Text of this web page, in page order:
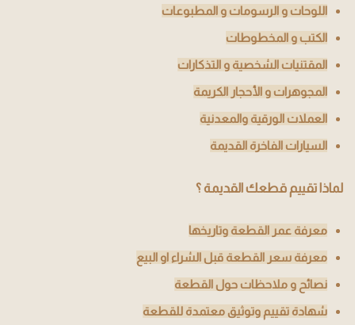
اللوحات و الرسومات و المطبوعات
الكتب و المخطوطات
المقتنيات الشخصية و التذكارات
المجوهرات و الأحجار الكريمة
العملات الورقية والمعدنية
السيارات الفاخرة القديمة
لماذا تقييم قطعك القديمة ؟
معرفة عمر القطعة وتاريخها
معرفة سعر القطعة قبل الشراء او البيع
نصائح و ملاحظات حول القطعة
شهادة تقييم وتوثيق معتمدة للقطعة